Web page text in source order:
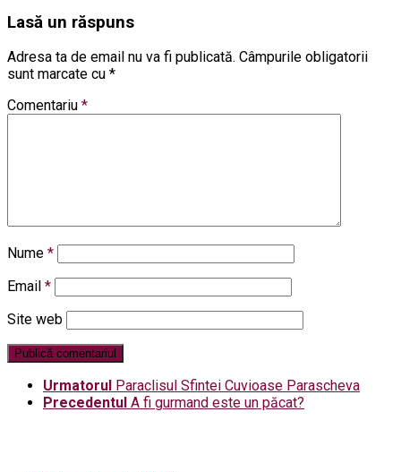
Lasă un răspuns
Adresa ta de email nu va fi publicată. Câmpurile obligatorii
sunt marcate cu *
Comentariu *
Nume *
Email *
Site web
Urmatorul Paraclisul Sfintei Cuvioase Parascheva
Precedentul A fi gurmand este un păcat?